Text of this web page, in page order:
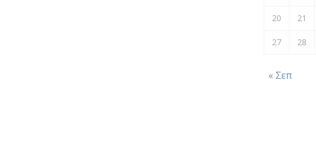
20 21
27 28
« Σεπ